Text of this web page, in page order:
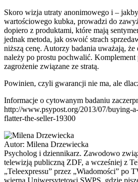
Skoro wizja utraty anonimowego i –
wartościowego kubka, prowadzi do
dopiero z produktami, które mają
jednak metoda, jak oswoić strach
niższą cenę. Autorzy badania uważają, że
należy po prostu pochwalić.
zagrożenie związane ze stratą.
Powinien, czyli gwarancji nie ma, ale
Informacje o cytowanym badaniu
http://www.psypost.org/2013/07/buying-
flatter-the-seller-19300
Autor: Milena Drzewiecka
Psycholog i dziennikarz. Zawodowo
telewizją publiczną ZDF, a wcześniej z
„Teleexpressu” przez „Wiadomości” po
wierna Uniwersytetowi SWPS, gdzie